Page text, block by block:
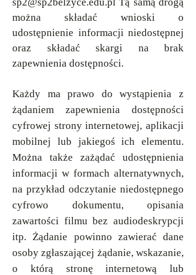
można składać wnioski o
udostępnienie informacji niedostępnej
oraz składać skargi na brak
zapewnienia dostępności.
Każdy ma prawo do wystąpienia z
żądaniem zapewnienia dostępności
cyfrowej strony internetowej, aplikacji
mobilnej lub jakiegoś ich elementu.
Można także zażądać udostępnienia
informacji w formach alternatywnych,
na przykład odczytanie niedostępnego
cyfrowo dokumentu, opisania
zawartości filmu bez audiodeskrypcji
itp. Żądanie powinno zawierać dane
osoby zgłaszającej żądanie, wskazanie,
o którą stronę internetową lub